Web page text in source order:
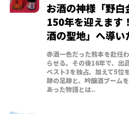
お酒の神様「野
150年を迎えます
酒の聖地」へ導い
赤酒一色だった熊本を赴任
らせる。その後16年で、出
ベスト3を独占。加えて5位
跡の足跡と、吟醸酒ブーム
あった物語とは..